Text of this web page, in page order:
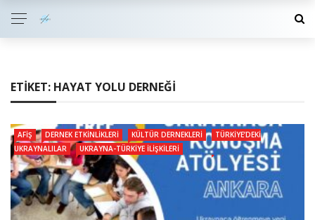
ETIKET: HAYAT YOLU DERNEĞI
AFIŞ DERNEK ETKINLIKLERI KÜLTÜR DERNEKLERI
TÜRKIYE’DEKI
UKRAYNALILAR
UKRAYNA-TÜRKIYE İLIŞKILERI